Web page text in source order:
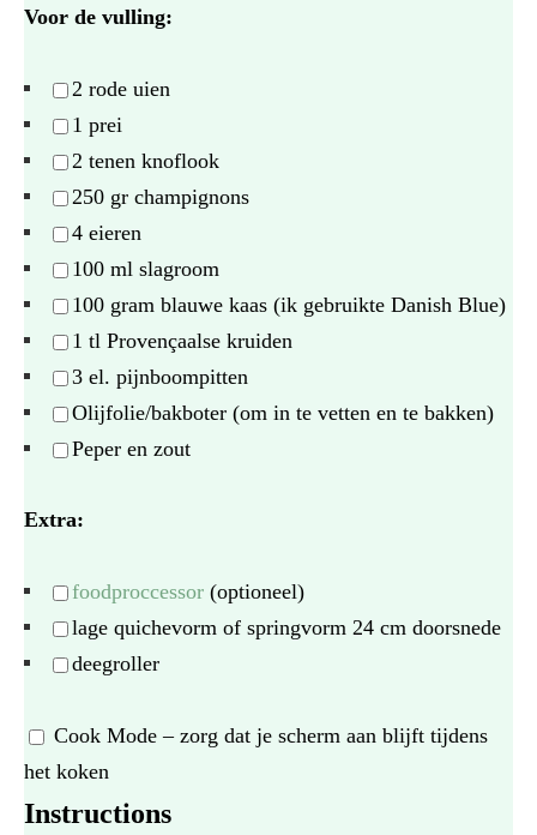
Voor de vulling:
2 rode uien
1 prei
2 tenen knoflook
250 gr champignons
4 eieren
100 ml slagroom
100 gram blauwe kaas (ik gebruikte Danish Blue)
1 tl Provençaalse kruiden
3 el. pijnboompitten
Olijfolie/bakboter (om in te vetten en te bakken)
Peper en zout
Extra:
foodproccessor (optioneel)
lage quichevorm of springvorm 24 cm doorsnede
deegroller
Cook Mode – zorg dat je scherm aan blijft tijdens
het koken
Instructions